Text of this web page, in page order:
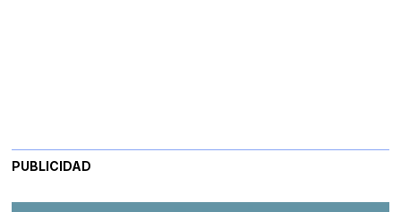
PUBLICIDAD